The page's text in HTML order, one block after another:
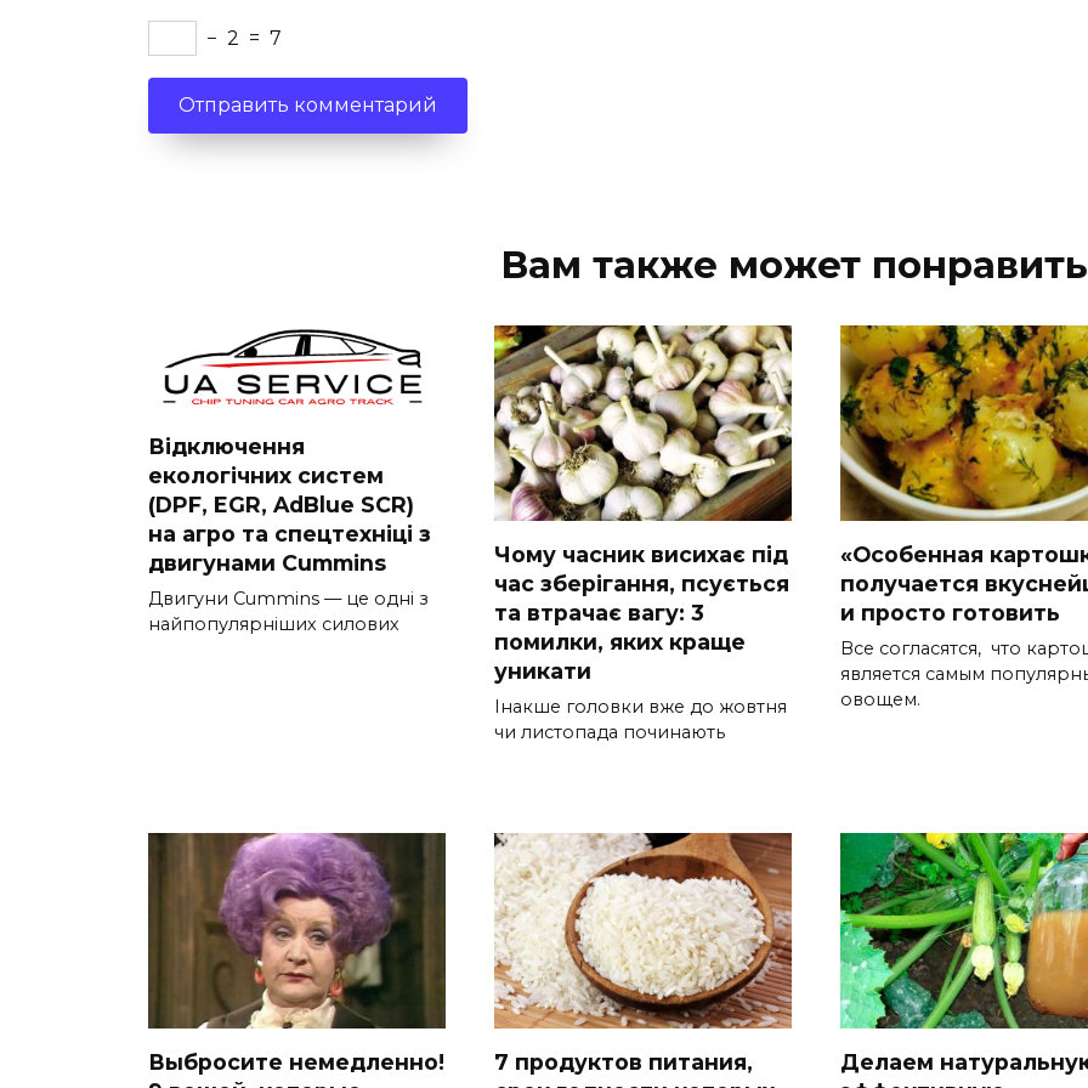
− 2 = 7
Вам также может
Відключення
екологічних систем
(DPF, EGR, AdBlue SCR)
на агро та спецтехніці з
двигунами Cummins
Двигуни Cummins — це одні з
найпопулярніших силових
Чому часник висихає під
час зберігання, псується
та втрачає вагу: 3
помилки, яких краще
уникати
Інакше головки вже до жовтня
чи листопада починають
«Особенная
получается
и просто готовить
Все согласятся, что
является самым
овощем.
Выбросите немедленно!
7 продуктов питания,
Делаем